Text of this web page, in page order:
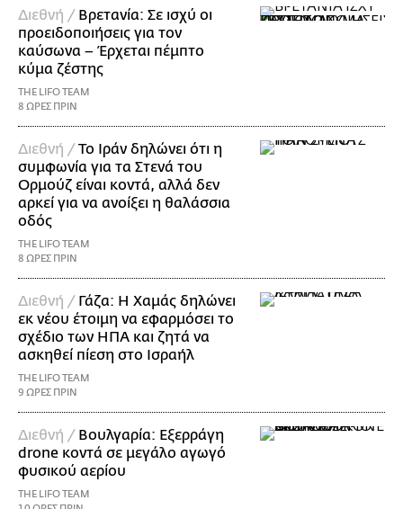
Διεθνή / Βρετανία: Σε ισχύ οι
προειδοποιήσεις για τον
καύσωνα – Έρχεται πέμπτο
κύμα ζέστης
THE LIFO TEAM
8 ΩΡΕΣ ΠΡΙΝ
Διεθνή /Το Ιράν δηλώνει ότι η
συμφωνία για τα Στενά του
Ορμούζ είναι κοντά, αλλά δεν
αρκεί για να ανοίξει η θαλάσσια
οδός
THE LIFO TEAM
8 ΩΡΕΣ ΠΡΙΝ
Διεθνή / Γάζα: Η Χαμάς δηλώνει
εκ νέου έτοιμη να εφαρμόσει το
σχέδιο των ΗΠΑ και ζητά να
ασκηθεί πίεση στο Ισραήλ
THE LIFO TEAM
9 ΩΡΕΣ ΠΡΙΝ
Διεθνή / Βουλγαρία: Εξερράγη
drone κοντά σε μεγάλο αγωγό
φυσικού αερίου
THE LIFO TEAM